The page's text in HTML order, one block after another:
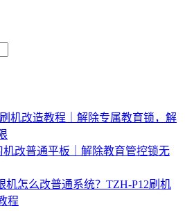
机改造教程｜解除专属教育锁，解
机改普通平板｜解除教育管控锁无
机怎么改普通系统？TZH-P12刷机
程